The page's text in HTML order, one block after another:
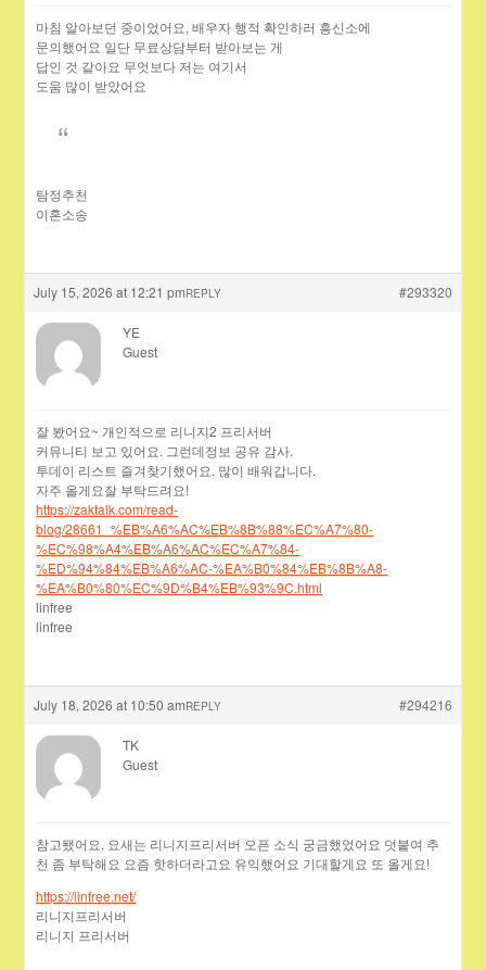
마침 알아보던 중이었어요, 배우자 행적 확인하러 흥신소에
문의했어요 일단 무료상담부터 받아보는 게
답인 것 같아요 무엇보다 저는 여기서
도움 많이 받았어요
탐정추천
이혼소송
July 15, 2026 at 12:21 pm #293320
REPLY
YE
Guest
잘 봤어요~ 개인적으로 리니지2 프리서버
커뮤니티 보고 있어요. 그런데정보 공유 감사.
투데이 리스트 즐겨찾기했어요. 많이 배워갑니다.
자주 올게요잘 부탁드려요!
https://zaktalk.com/read-
blog/28661_%EB%A6%AC%EB%8B%88%EC%A7%80-
%EC%98%A4%EB%A6%AC%EC%A7%84-
%ED%94%84%EB%A6%AC-%EA%B0%84%EB%8B%A8-
%EA%B0%80%EC%9D%B4%EB%93%9C.html
linfree
linfree
July 18, 2026 at 10:50 am #294216
REPLY
TK
Guest
참고됐어요. 요새는 리니지프리서버 오픈 소식 궁금했었어요 덧붙여 추
천 좀 부탁해요 요즘 핫하더라고요 유익했어요 기대할게요 또 올게요!
https://linfree.net/
리니지프리서버
리니지 프리서버